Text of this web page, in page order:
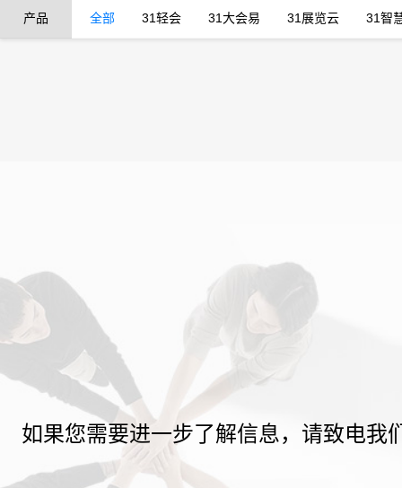
产品 全部 31轻会 31大会易 31展览云 31智
如果您需要进一步了解信息，请致电我